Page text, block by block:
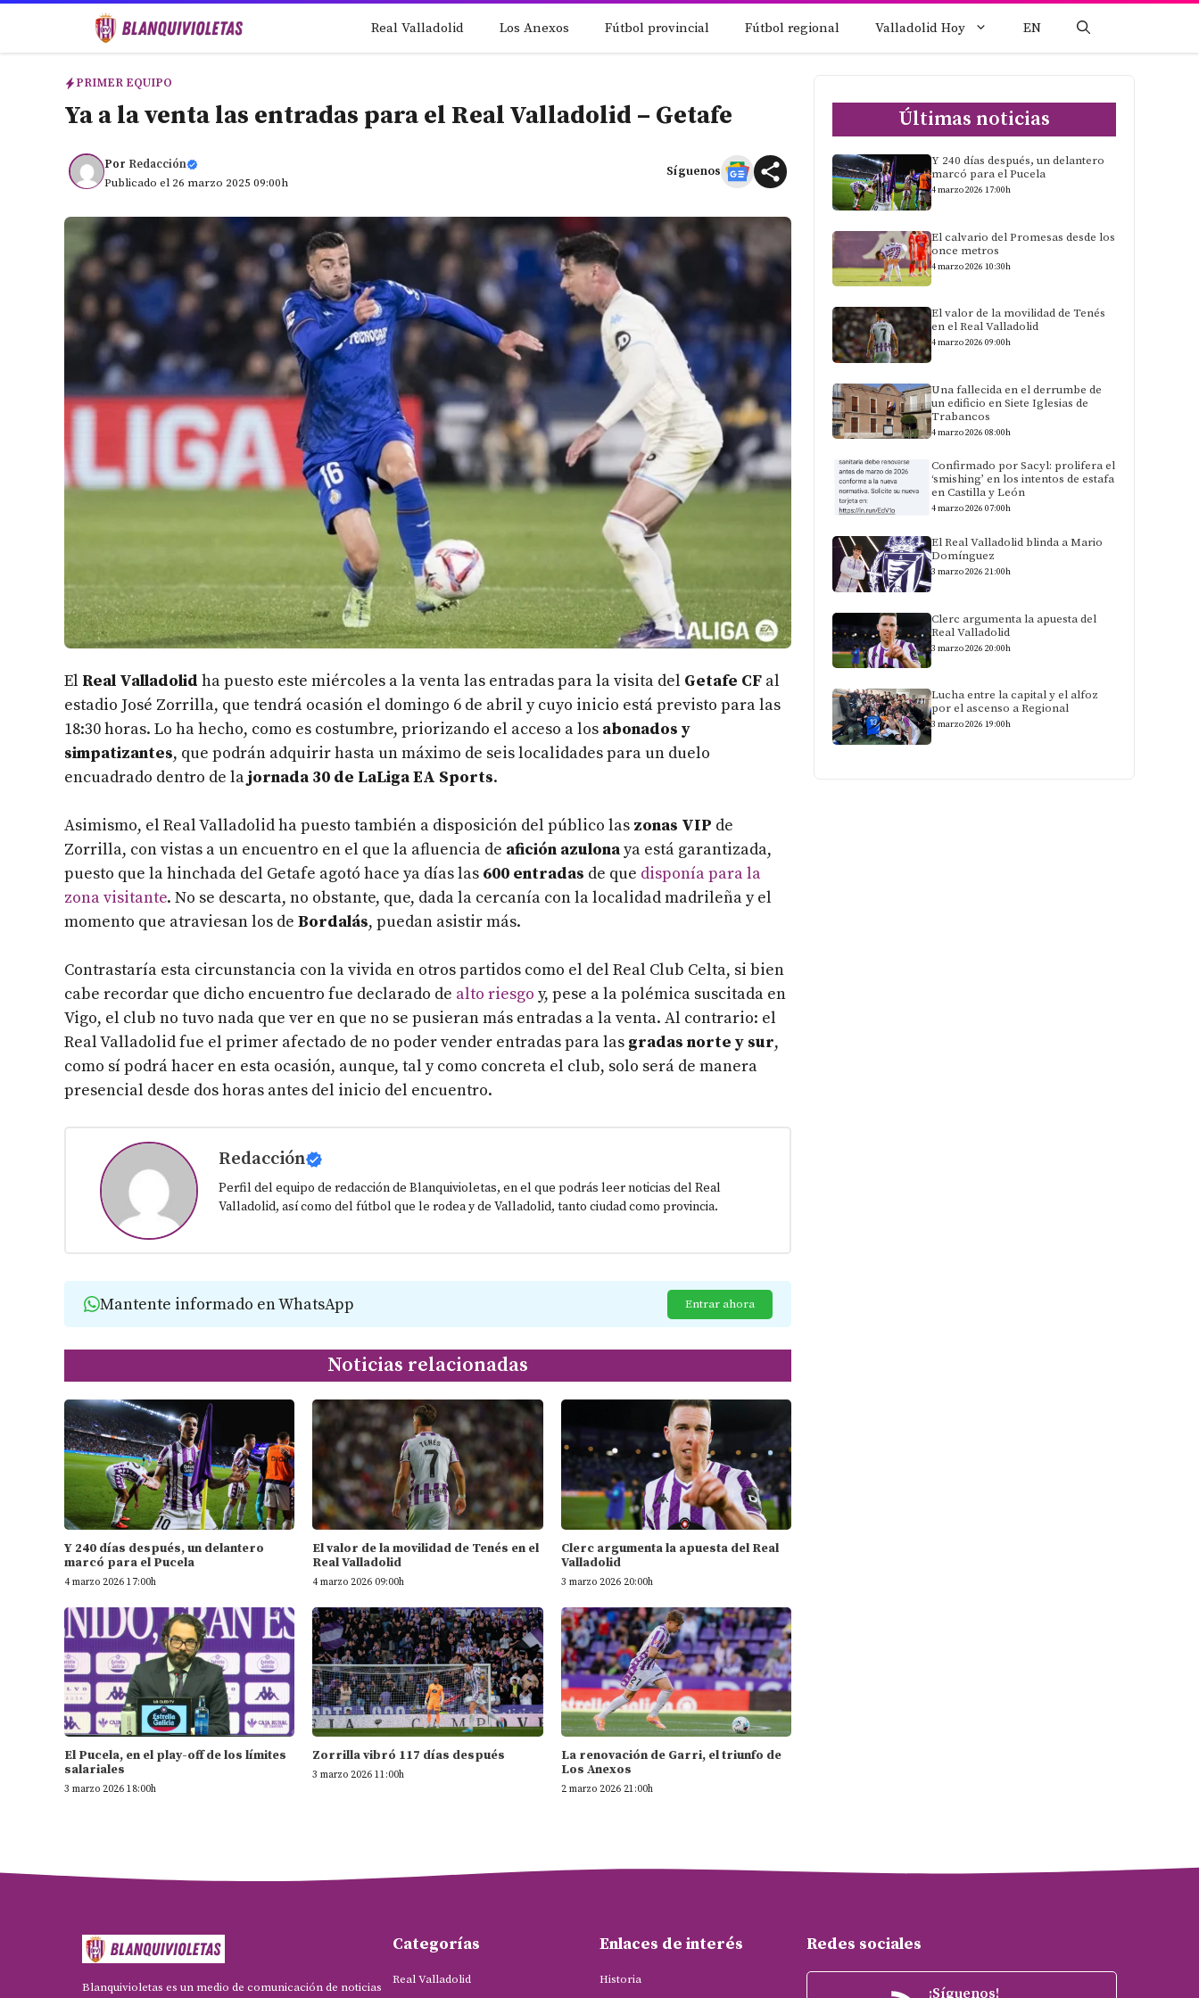
Real Valladolid Los Anexos Fútbol provincial Fútbol regional Valladolid Hoy EN
PRIMER EQUIPO
Ya a la venta las entradas para el Real Valladolid – Getafe
Por Redacción
Publicado el 26 marzo 2025 09:00h
Síguenos
El Real Valladolid ha puesto este miércoles a la venta las entradas para la visita del Getafe CF al
estadio José Zorrilla, que tendrá ocasión el domingo 6 de abril y cuyo inicio está previsto para las
18:30 horas. Lo ha hecho, como es costumbre, priorizando el acceso a los abonados y
simpatizantes, que podrán adquirir hasta un máximo de seis localidades para un duelo
encuadrado dentro de lajornada 30 de LaLiga EA Sports.
Asimismo, el Real Valladolid ha puesto también a disposición del público las zonas VIP de
Zorrilla, con vistas a un encuentro en el que la afluencia de afición azulonaya está garantizada,
puesto que la hinchada del Getafe agotó hace ya días las 600 entradas de que disponía para la
zona visitante. No se descarta, no obstante, que, dada la cercanía con la localidad madrileña y el
momento que atraviesan los de Bordalás, puedan asistir más.
Contrastaría esta circunstancia con la vivida en otros partidos como el del Real Club Celta, si bien
cabe recordar que dicho encuentro fue declarado de alto riesgo y, pese a la polémica suscitada en
Vigo, el club no tuvo nada que ver en que no se pusieran más entradas a la venta. Al contrario: el
Real Valladolid fue el primer afectado de no poder vender entradas para las gradas norte y sur,
como sí podrá hacer en esta ocasión, aunque, tal y como concreta el club, solo será de manera
presencial desde dos horas antes del inicio del encuentro.
Redacción
Perfil del equipo de redacción de Blanquivioletas, en el que podrás leer noticias del Real
Valladolid, así como del fútbol que le rodea y de Valladolid, tanto ciudad como provincia.
Mantente informado en WhatsApp Entrar ahora
Noticias relacionadas
Y 240 días después, un delantero
marcó para el Pucela
4 marzo 2026 17:00h
El valor de la movilidad de Tenés en el
Real Valladolid
4 marzo 2026 09:00h
Clerc argumenta la apuesta del Real
Valladolid
3 marzo 2026 20:00h
El Pucela, en el play-off de los límites
salariales
3 marzo 2026 18:00h
Zorrilla vibró 117 días después
3 marzo 2026 11:00h
La renovación de Garri, el triunfo de
Los Anexos
2 marzo 2026 21:00h
Últimas noticias
Y 240 días después, un delantero
marcó para el Pucela
4 marzo 2026 17:00h
El calvario del Promesas desde los
once metros
4 marzo 2026 10:30h
El valor de la movilidad de Tenés
en el Real Valladolid
4 marzo 2026 09:00h
Una fallecida en el derrumbe de
un edificio en Siete Iglesias de
Trabancos
4 marzo 2026 08:00h
Confirmado por Sacyl: prolifera el
‘smishing’ en los intentos de estafa
en Castilla y León
4 marzo 2026 07:00h
El Real Valladolid blinda a Mario
Domínguez
3 marzo 2026 21:00h
Clerc argumenta la apuesta del
Real Valladolid
3 marzo 2026 20:00h
Lucha entre la capital y el alfoz
por el ascenso a Regional
3 marzo 2026 19:00h
Blanquivioletas es un medio de comunicación de noticias
Categorías
Real Valladolid
Enlaces de interés
Historia
Redes sociales
¡Síguenos!